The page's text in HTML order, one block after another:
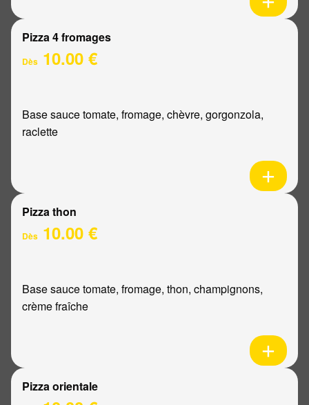
Pizza 4 fromages
Dès 10.00 €
Base sauce tomate, fromage, chèvre, gorgonzola,
raclette
Pizza thon
Dès 10.00 €
Base sauce tomate, fromage, thon, champignons,
crème fraîche
Pizza orientale